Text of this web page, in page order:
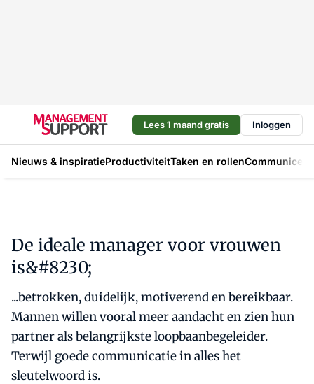
Lees 1 maand gratis Inloggen
Nieuws & inspiratieProductiviteitTaken en rollen
De ideale manager voor vrouwen
is&#8230;
...betrokken, duidelijk, motiverend en bereikbaar.
Mannen willen vooral meer aandacht en zien hun
partner als belangrijkste loopbaanbegeleider.
Terwijl goede communicatie in alles het
sleutelwoord is.